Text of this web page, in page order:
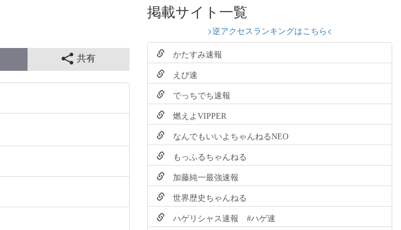
共有
掲載サイト一覧
>逆アクセスランキングはこちら<
かたすみ速報
えび速
でっちでち速報
燃えよVIPPER
なんでもいいよちゃんねるNEO
もっふるちゃんねる
加藤純一最強速報
世界歴史ちゃんねる
ハゲリシャス速報 #ハゲ速